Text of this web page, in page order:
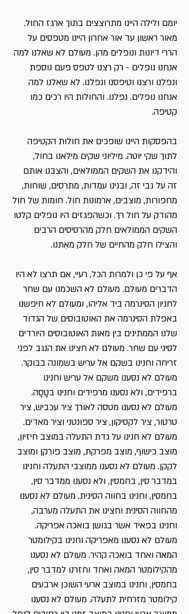
יומם ולילה היינו מתרוצצים בתוך ארגז החול.
מאור ראשון עד אור אחרון היינו מטפסים על
הררי דיונות ונופלים מהן. מעולם לא שאלנו למה
אנחנו נופלים - רק רצנו לטפס פעם נוספת
ונפלנו ורצנו וטיפסנו ונפלנו. לא שאלנו למה
אנחנו נופלים. נפלנו. והחולות היו רכים כמו
קטיפה.
בהפסקות היינו שופכים את חולות הקטיפה
לתוך שקי יוטה. מיליוני שקים מילאנו בחול,
והידקנו את השקים הממולאים, והצבנו אותם
זה על גבי זה, ובנינו עמדות, מתרסים, שוחות,
מחפורות, מוצבים, ארמונות חול. חומות של חול
מהודק על חול רך. וכשהפגזים היו נופלים קלטו
השקים הממולאים חלק מהרסיסים הרבים
והצילו חלק מהחיים של חלק מאִתנו.
אף על פי כן ולמרות הכל, רעיי, אם תרצו לא היו
הדברים מעולם. מעולם לא השכמנו עם שחר
לחניון הסינרמה ביד אליהו, ומעולם לא חיפשנו
באפלת הסינרמה את האוטובוסים של הגדוד
שלנו הממתינים בין מאות האוטובוסים היורדים
לסיני עם שחר. מעולם לא חצינו את הנגב לפני
זריחה וחנינו בשקם אל עריש בשמונה בבוקר.
מעולם לא נסענו משקם אל עריש וחנינו
ברפידים, ולא נסענו מרפידים וחנינו בטָסָה.
מעולם לא נסענו מטסה לאורך ציר עכביש, ציר
טרטור, ציר לקסיקון, ציר ספונטני וציר מאדים.
מעולם לא חנינו על גדת התעלה במוצב חיזיון,
מוצב כישוף, מוצב מפרקת, מוצב פורקן ומוצב
לקקן. מעולם לא נסענו ממוצבי התעלה וחנינו
במדבר סין, בחמסין, ולא נסענו ממדבר סין,
בחמסין, וחנינו בחווה הסינית. מעולם לא נסענו
מהחווה הסינית וחצינו את התעלה מערבה,
וחנינו בפאיד אשר בגושן בואכה אפריקה.
מעולם לא נסענו מאפריקה וחנינו בקילומטר
המאה ואחד בואכה קהיר. מעולם לא נסענו
מהקילומטר המאה ואחד וחזרנו למדבר סין,
בחמסין, וחנינו במוצב ארעי השוכן ארבעים
קילומטר מזרחית לתעלה. מעולם לא נסענו